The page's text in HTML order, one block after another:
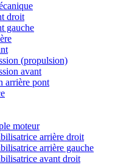
droit
gauche
(propulsion)
avant
arrière pont
moteur
arrière droit
arrière gauche
avant droit